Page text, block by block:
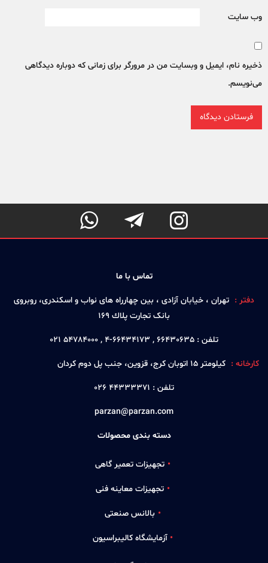
وب‌ سایت
ذخیره نام، ایمیل و وبسایت من در مرورگر برای زمانی که دوباره دیدگاهی
می‌نویسم.



تماس با ما
دفتر : تهران ، خيابان آزادی ، بين چهارراه های نواب و اسكندری، روبروی
بانک تجارت پلاك 169
تلفن : 66430635 , 66434173-4 , 54784000 021
کارخانه : كيلومتر 15 اتوبان كرج، قزوين، جنب پل دوم كردان
تلفن : 44333371 026
parzan@parzan.com
دسته بندی محصولات
تجهیزات تعمیر گاهی
تجهیزات معاینه فنی
بالانس صنعتی
آزمایشگاه کالیبراسیون